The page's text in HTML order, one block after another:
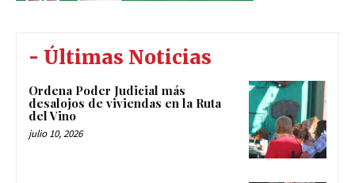
- Últimas Noticias
Ordena Poder Judicial más
desalojos de viviendas en la Ruta
del Vino
julio 10, 2026